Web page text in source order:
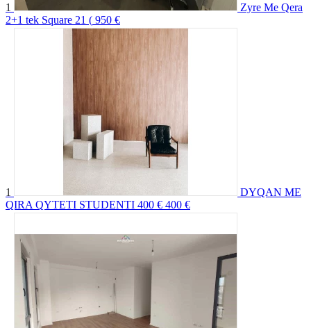
1
Zyre Me Qera
2+1 tek Square 21 ( 950 €
1
DYQAN ME
QIRA QYTETI STUDENTI 400 € 400 €